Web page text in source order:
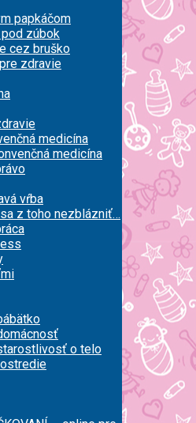
papkáčom
zúbok
cez bruško
zdravie
medicína
medicína
vŕba
z toho nezblázniť…
o telo